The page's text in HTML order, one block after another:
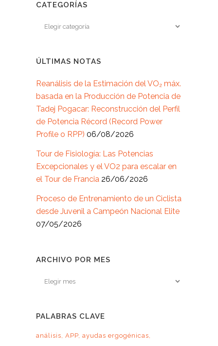
CATEGORÍAS
ÚLTIMAS NOTAS
Reanálisis de la Estimación del VO₂ máx.
basada en la Producción de Potencia de
Tadej Pogacar: Reconstrucción del Perfil
de Potencia Récord (Record Power
Profile o RPP) 06/08/2026
Tour de Fisiología: Las Potencias
Excepcionales y el VO2 para escalar en
el Tour de Francia 26/06/2026
Proceso de Entrenamiento de un Ciclista
desde Juvenil a Campeón Nacional Elite
07/05/2026
ARCHIVO POR MES
Archivo
PALABRAS CLAVE
análisis APP ayudas ergogénicas